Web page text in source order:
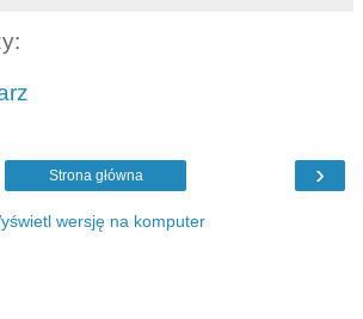
›
Strona główna
wersję na komputer